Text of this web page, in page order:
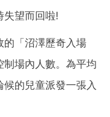
失望而回啦!
的「沼澤歷奇入場
場內人數。為平均
的兒童派發一張入